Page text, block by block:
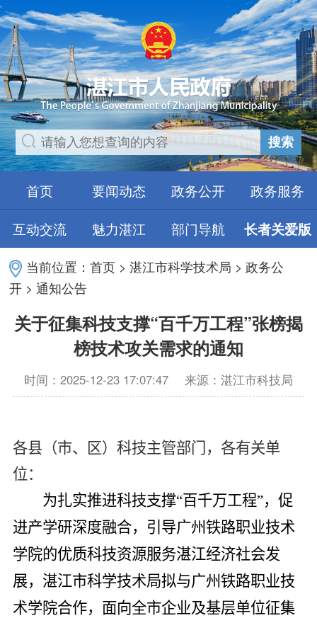
搜索
首页 要闻动态 政务公开
政务服务
互动交流
魅力湛江 部门导航 长者关爱版
当前位置：首页 >湛江市科学技术局 >政务公
开 >通知公告
关于征集科技支撑“百千万工程”张榜揭
榜技术攻关需求的通知
时间：2025-12-23 17:07:47 来源：湛江市科技局
各县（市、区）科技主管部门，各有关单
位：
为扎实推进科技支撑“百千万工程”，促
进产学研深度融合，引导广州铁路职业技术
学院的优质科技资源服务湛江经济社会发
展，湛江市科学技术局拟与广州铁路职业技
术学院合作，面向全市企业及基层单位征集